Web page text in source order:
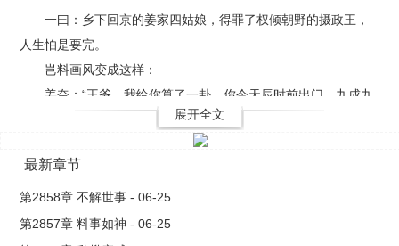
一曰：乡下回京的姜家四姑娘，得罪了权倾朝野的摄政王，
人生怕是要完。
岂料画风变成这样：
姜奈：“王爷，我给你算了一卦。你今天辰时前出门，九成九
摄政王：……有何化解之法？
姜奈：来我阴阳斋购一神器，可避大祸。
暗卫：……这不一锅盖么？属下觉得您似乎又被坑了。
本王翩然风采岂是一锅盖可压？让你们看看，何谓头顶锅盖
展开全文
最新章节
第2858章 不解世事 - 06-25
第2857章 料事如神 - 06-25